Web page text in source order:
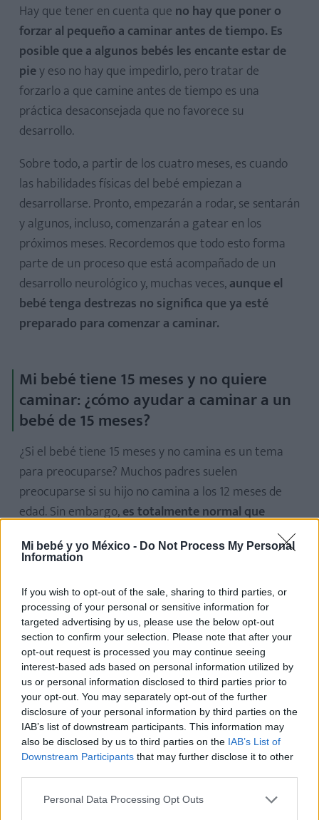
Mi bebé y yo México - Do Not Process My Personal
Information
If you wish to opt-out of the sale, sharing to third parties, or
processing of your personal or sensitive information for
targeted advertising by us, please use the below opt-out
section to confirm your selection. Please note that after your
opt-out request is processed you may continue seeing
interest-based ads based on personal information utilized by
us or personal information disclosed to third parties prior to
your opt-out. You may separately opt-out of the further
disclosure of your personal information by third parties on the
IAB’s list of downstream participants. This information may
also be disclosed by us to third parties on the IAB’s List of
Downstream Participants that may further disclose it to other
Personal Data Processing Opt Outs
Hay que tener en cuenta que no hay que poner o
forzar al pequeño a caminar antes de tiempo. Es
posible que a algunos bebés les encante estar de
piey eso no hay que impedirlo, pero tratar de
forzarlo a que camine antes de tiempo es una
práctica desaconsejada que no favorece su
desarrollo.
Sobre todo, a partir de los cuatro meses, es cuando
las habilidades físicas del bebé empiezan a
desarrollarse. Pronto, empezarán a rodar, se sentarán
y algunos, incluso, comenzarán a gatear en los
próximos meses. Recordemos que todo esto forma
parte de un proceso que está acompañado de un
desarrollo neurológico y, muchas veces,aunque el
bebé tenga destrezas no significa que ya esté
preparado para comenzar a caminar.
Mi bebé tiene 15 meses y no quiere
caminar: ¿cómo ayudar a caminar a un
bebé de 15 meses?
¿Si el bebé tiene 15 meses y no camina es un tema
para preocuparse? Muchos padres suelen
preocuparse si su hijo no camina a los 12 meses de
edad. Sin embargo,es totalmente normal que
otros lo hagan después,pues cada niño tiene su
Lo importante es que el niño se vaya desarrollando
gradualmente y de una manera natural.Cuando el
bebé se sienta confiado y con equilibrio, se
animará a dar los primeros pasitos solo.
Recomendaciones para ayudar a
caminar a un bebé de 15 meses
Puedes animar a tu hijo a dar un paseo
agarrándolo de sus manitasy ayudándolo a dar
pequeños pasitos.